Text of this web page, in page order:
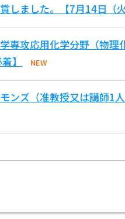
しました。【7月14日（火
専攻応用化学分野（物理
】
NEW
ズ（准教授又は講師1人